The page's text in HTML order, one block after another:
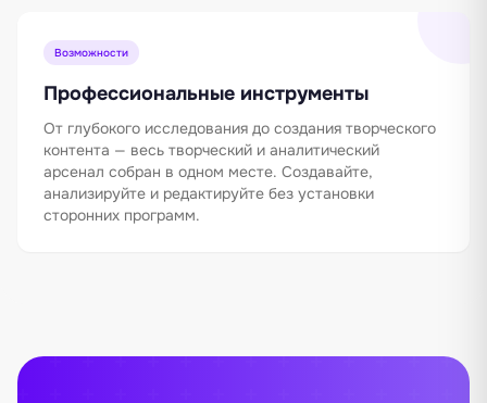
Возможности
Профессиональные инструменты
От глубокого исследования до создания творческого
контента — весь творческий и аналитический
арсенал собран в одном месте. Создавайте,
анализируйте и редактируйте без установки
сторонних программ.